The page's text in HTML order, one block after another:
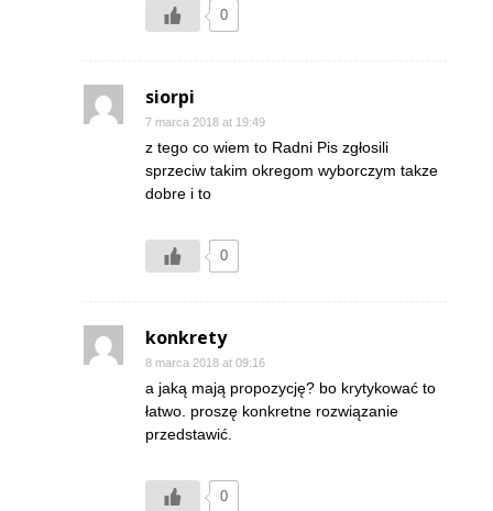
0
siorpi
7 marca 2018 at 19:49
z tego co wiem to Radni Pis zgłosili
sprzeciw takim okregom wyborczym takze
dobre i to
0
konkrety
8 marca 2018 at 09:16
a jaką mają propozycję? bo krytykować to
łatwo. proszę konkretne rozwiązanie
przedstawić.
0